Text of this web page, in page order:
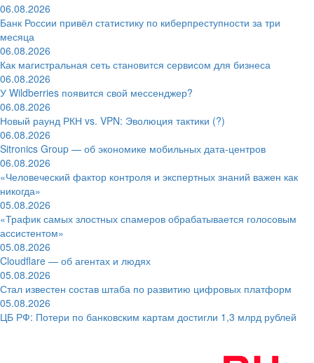
06.08.2026
Банк России привёл статистику по киберпреступности за три
месяца
06.08.2026
Как магистральная сеть становится сервисом для бизнеса
06.08.2026
У Wildberries появится свой мессенджер?
06.08.2026
Новый раунд РКН vs. VPN: Эволюция тактики (?)
06.08.2026
Sitronics Group — об экономике мобильных дата-центров
06.08.2026
«Человеческий фактор контроля и экспертных знаний важен как
никогда»
05.08.2026
«Трафик самых злостных спамеров обрабатывается голосовым
ассистентом»
05.08.2026
Cloudflare — об агентах и людях
05.08.2026
Стал известен состав штаба по развитию цифровых платформ
05.08.2026
ЦБ РФ: Потери по банковским картам достигли 1,3 млрд рублей